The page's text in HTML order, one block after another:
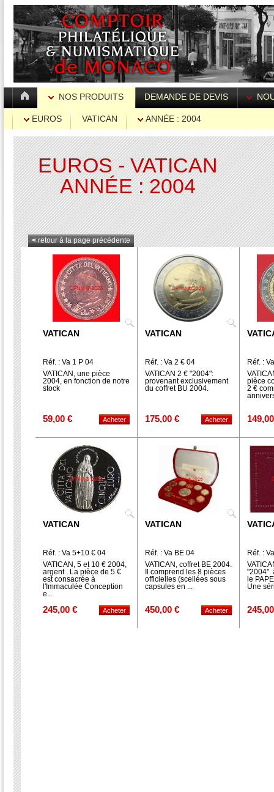
NOS PRODUITS DEMANDE DE DEVIS
EUROS VATICAN ANNÉE : 2004
EUROS - VATICAN
ANNÉE : 2004
< retour à la page précédente
VATICAN
Réf. : Va 1 P 04
VATICAN, une pièce
2004, en fonction de notre
stock
59,00 €
VATICAN
Réf. : Va 2 € 04
VATICAN 2 € "2004":
provenant exclusivement
du coffret BU 2004.
175,00 €
Réf. :
pièce
2 €
VATICAN
Réf. : Va 5+10 € 04
VATICAN, 5 et 10 € 2004,
argent . La pièce de 5 €
est consacrée à
l'Immaculée Conception
e...
245,00 €
VATICAN
Réf. : Va BE 04
VATICAN, coffret BE 2004.
Il comprend les 8 pièces
officielles (scellées sous
capsules en ...
450,00 €
Réf. :
"2004".
le
Une